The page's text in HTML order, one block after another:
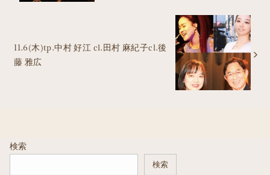
11.6(木)tp.中村 好江 cl.田村 麻紀子cl.後
藤 雅広
検索
検索